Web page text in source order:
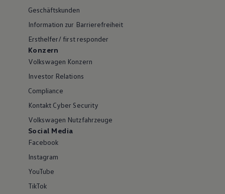
Geschäftskunden
Information zur Barrierefreiheit
Ersthelfer/ first responder
Konzern
Volkswagen Konzern
Investor Relations
Compliance
Kontakt Cyber Security
Volkswagen Nutzfahrzeuge
Social Media
Facebook
Instagram
YouTube
TikTok